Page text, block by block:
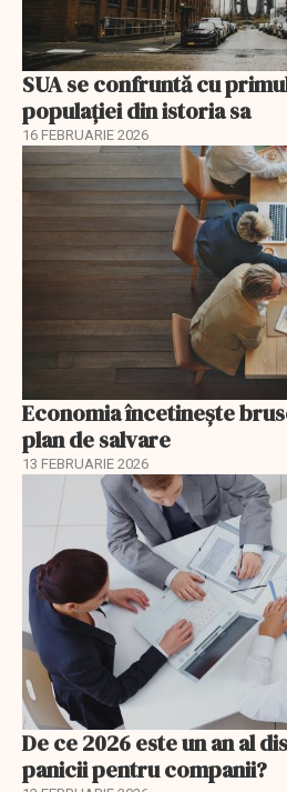
SUA se confruntă cu
populației din istoria sa
16 FEBRUARIE 2026
Economia încetinește
plan de salvare
13 FEBRUARIE 2026
De ce 2026 este un an al
panicii pentru companii?